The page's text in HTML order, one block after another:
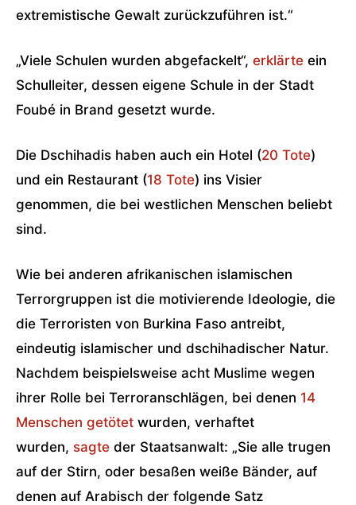
extremistische Gewalt zurückzuführen ist.“
„Viele Schulen wurden abgefackelt“, erklärte ein
Schulleiter, dessen eigene Schule in der Stadt
Foubé in Brand gesetzt wurde.
Die Dschihadis haben auch ein Hotel (20 Tote)
und ein Restaurant (18 Tote) ins Visier
genommen, die bei westlichen Menschen beliebt
sind.
Wie bei anderen afrikanischen islamischen
Terrorgruppen ist die motivierende Ideologie, die
die Terroristen von Burkina Faso antreibt,
eindeutig islamischer und dschihadischer Natur.
Nachdem beispielsweise acht Muslime wegen
ihrer Rolle bei Terroranschlägen, bei denen 14
Menschen getötet wurden, verhaftet
wurden, sagte der Staatsanwalt: „Sie alle trugen
auf der Stirn, oder besaßen weiße Bänder, auf
denen auf Arabisch der folgende Satz